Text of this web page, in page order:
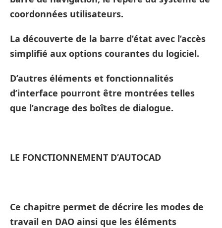
coordonnées utilisateurs.
La découverte de la barre d’état avec l’accès
simplifié aux options courantes du logiciel.
D’autres éléments et fonctionnalités
d’interface pourront être montrées telles
que l’ancrage des boîtes de dialogue.
LE FONCTIONNEMENT D’AUTOCAD
Ce chapitre permet de décrire les modes de
travail en DAO ainsi que les éléments